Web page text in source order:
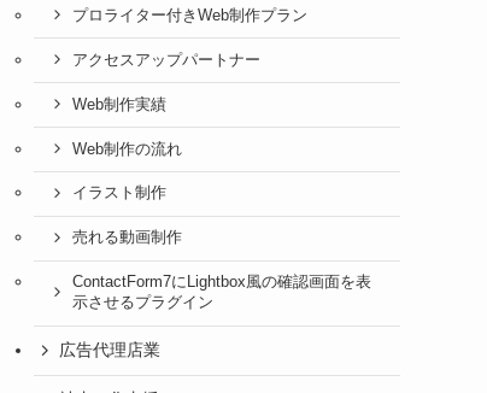
プロライター付きWeb制作プラン
アクセスアップパートナー
Web制作実績
Web制作の流れ
イラスト制作
売れる動画制作
ContactForm7にLightbox風の確認画面を表
示させるプラグイン
広告代理店業